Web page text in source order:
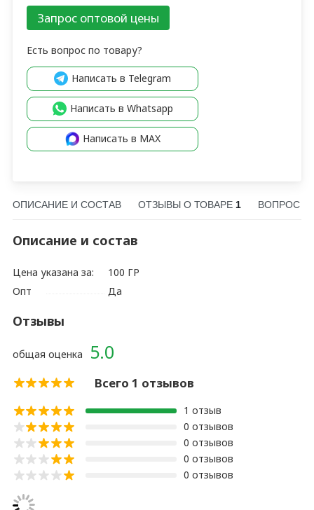
Запрос оптовой цены
Есть вопрос по товару?
Написать в Telegram
Написать в Whatsapp
Написать в MAX
ОПИСАНИЕ И СОСТАВ ОТЗЫВЫ О ТОВАРЕ 1 ВОПРОС О
Описание и состав
Цена указана за:
100 ГР
Опт
Да
Отзывы
5.0
общая оценка
Всего 1 отзывов
1 отзыв
0 отзывов
0 отзывов
0 отзывов
0 отзывов